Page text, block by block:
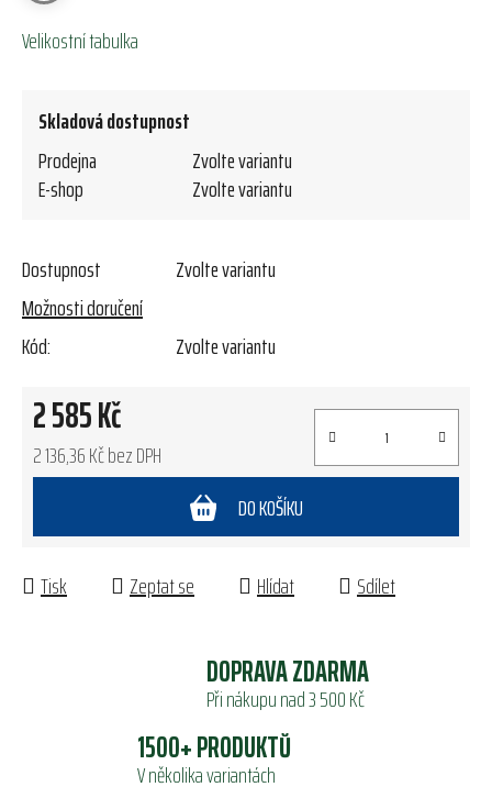
Velikostní tabulka
Skladová dostupnost
Prodejna
Zvolte variantu
E-shop
Zvolte variantu
Dostupnost
Zvolte variantu
Možnosti doručení
Kód:
Zvolte variantu
2 585 Kč
2 136,36 Kč bez DPH
DO KOŠÍKU
Tisk Zeptat se Hlídat Sdílet
DOPRAVA ZDARMA
Při nákupu nad 3 500 Kč
1500+ PRODUKTŮ
V několika variantách